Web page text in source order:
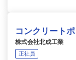
コンクリート
株式会社北成工業
正社員